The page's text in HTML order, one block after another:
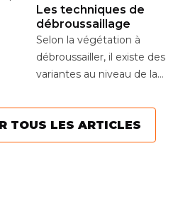
Les techniques de
débroussaillage
Selon la végétation à
débroussailler, il existe des
variantes au niveau de la
permettent d’être...
TOUS LES ARTICLES